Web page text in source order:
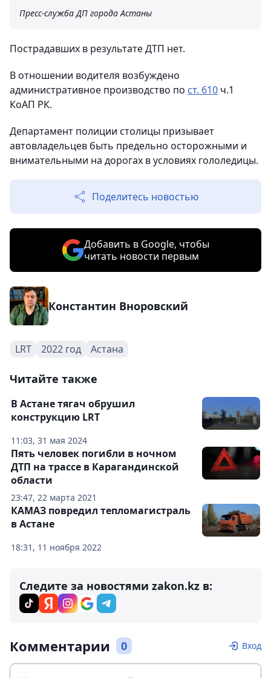
Пресс-служба ДП города Астаны
Пострадавших в результате ДТП нет.
В отношении водителя возбуждено
административное производство по ст. 610 ч.1
КоАП РК.
Департамент полиции столицы призывает
автовладельцев быть предельно осторожными и
внимательными на дорогах в условиях гололедицы.
Поделитесь новостью
Добавить в Google, чтобы
читать новости первым
Константин Вноровский
LRT 2022 год Астана
Читайте также
11:03, 31 мая 2024
В Астане тягач обрушил
конструкцию LRT
23:47, 22 марта 2021
Пять человек погибли в ночном
ДТП на трассе в Карагандинской
области
18:31, 11 ноября 2022
КАМАЗ повредил тепломагистраль
в Астане
Следите за новостями zakon.kz в:
Комментарии 0 Вход